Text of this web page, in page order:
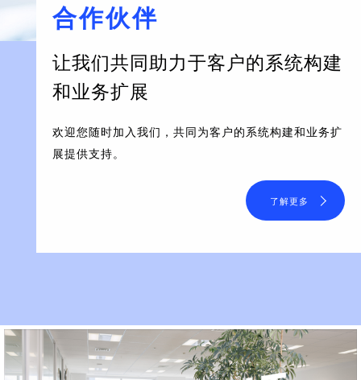
合作伙伴
让我们共同助力于客户的系统构建
和业务扩展
欢迎您随时加入我们，共同为客户的系统构建和业务扩
展提供支持。
了解更多